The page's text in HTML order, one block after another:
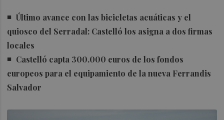
Último avance con las bicicletas acuáticas y el
quiosco del Serradal: Castelló los asigna a dos firmas
locales
Castelló capta 300.000 euros de los fondos
europeos para el equipamiento de la nueva Ferrandis
Salvador